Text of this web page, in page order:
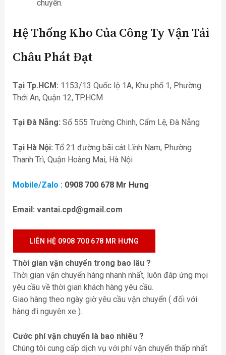
chuyển.
Hệ Thống Kho Của Công Ty Vận Tải
Châu Phát Đạt
Tại Tp.HCM: 1153/13 Quốc lộ 1A, Khu phố 1, Phường
Thới An, Quận 12, TP.HCM
Tại Đà Nẵng: Số 555 Trường Chinh, Cẩm Lệ, Đà Nẵng
Tại Hà Nội: Tổ 21 đường bãi cát Lĩnh Nam, Phường
Thanh Trì, Quận Hoàng Mai, Hà Nội
Mobile/Zalo : 0908 700 678 Mr Hưng
Email: vantai.cpd@gmail.com
LIÊN HỆ 0908 700 678 MR HƯNG
Thời gian vận chuyển trong bao lâu ?
Thời gian vận chuyển hàng nhanh nhất, luôn đáp ứng mọi
yêu cầu về thời gian khách hàng yêu cầu.
Giao hàng theo ngày giờ yêu cầu vận chuyển ( đối với
hàng đi nguyên xe ).
Cước phí vận chuyển là bao nhiêu ?
Chúng tôi cung cấp dịch vụ với phí vận chuyển thấp nhất